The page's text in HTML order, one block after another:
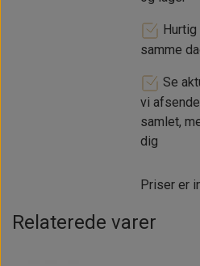
samme
Se
vi
samlet,
dig
Priser er
Relaterede varer